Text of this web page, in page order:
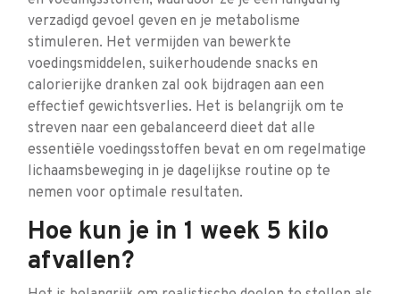
verzadigd gevoel geven en je metabolisme
stimuleren. Het vermijden van bewerkte
voedingsmiddelen, suikerhoudende snacks en
calorierijke dranken zal ook bijdragen aan een
effectief gewichtsverlies. Het is belangrijk om te
streven naar een gebalanceerd dieet dat alle
essentiële voedingsstoffen bevat en om regelmatige
lichaamsbeweging in je dagelijkse routine op te
nemen voor optimale resultaten.
Hoe kun je in 1 week 5 kilo
afvallen?